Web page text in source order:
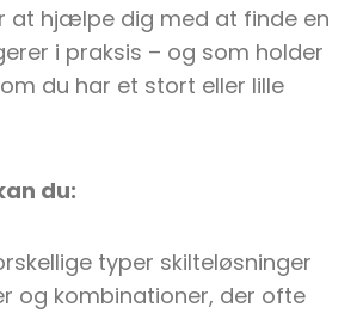
at hjælpe dig med at finde en
i praksis – og som holder
du har et stort eller lille
du:
typer skilteløsninger
og kombinationer, der ofte